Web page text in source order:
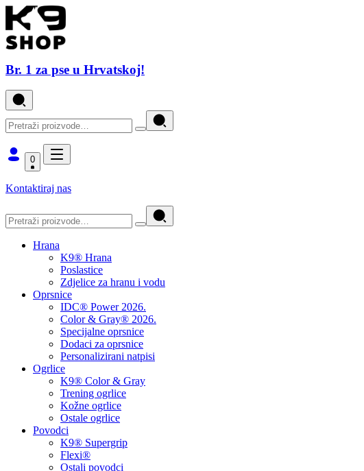
Br. 1 za pse u Hrvatskoj!
0
Kontaktiraj nas
Hrana
K9® Hrana
Poslastice
Zdjelice za hranu i vodu
Oprsnice
IDC® Power 2026.
Color & Gray® 2026.
Specijalne oprsnice
Dodaci za oprsnice
Personalizirani natpisi
Ogrlice
K9® Color & Gray
Trening ogrlice
Kožne ogrlice
Ostale ogrlice
Povodci
K9® Supergrip
Flexi®
Ostali povodci